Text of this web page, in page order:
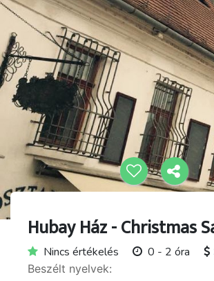
Hubay Ház - Christmas
Nincs értékelés 0 - 2 óra
Beszélt nyelvek: